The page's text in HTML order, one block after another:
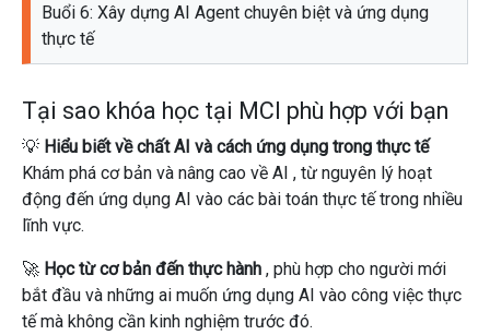
Buổi 6: Xây dựng AI Agent chuyên biệt và ứng dụng
thực tế
Tại sao khóa học tại MCI phù hợp với bạn
💡 Hiểu biết về chất AI và cách ứng dụng trong thực tế
Khám phá cơ bản và nâng cao về AI , từ nguyên lý hoạt
động đến ứng dụng AI vào các bài toán thực tế trong nhiều
lĩnh vực.
🚀 Học từ cơ bản đến thực hành , phù hợp cho người mới
bắt đầu và những ai muốn ứng dụng AI vào công việc thực
tế mà không cần kinh nghiệm trước đó.